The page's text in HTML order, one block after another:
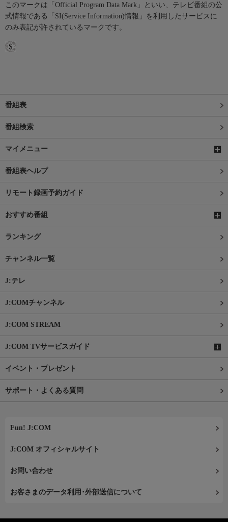
このマークは「Official Program Data Mark」といい、テレビ番組の公
式情報である「SI(Service Information)情報」を利用したサービスに
のみ表記が許されているマークです。
番組表
番組検索
マイメニュー
番組表ヘルプ
リモート録画予約ガイド
おすすめ番組
ランキング
チャンネル一覧
J:テレ
J:COMチャンネル
J:COM STREAM
J:COM TVサービスガイド
イベント・プレゼント
サポート・よくある質問
Fun! J:COM
J:COM オフィシャルサイト
お問い合わせ
お客さまのデータ利用･外部送信について